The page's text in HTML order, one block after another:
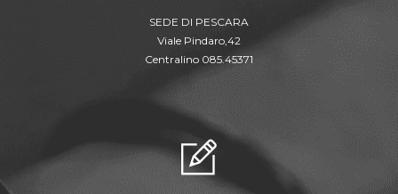
SEDE DI PESCARA
Viale Pindaro,42
Centralino 085.45371